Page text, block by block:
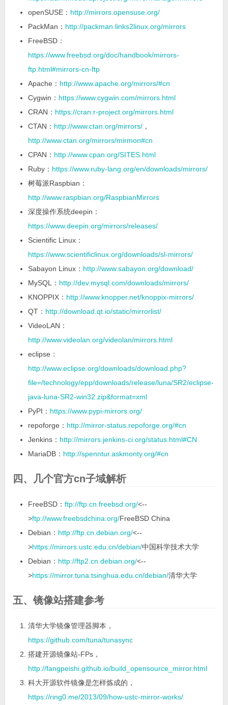
openSUSE： http://mirrors.opensuse.org/
PackMan： http://packman.links2linux.org/mirrors
FreeBSD：
https://www.freebsd.org/doc/handbook/mirrors-
ftp.html#mirrors-cn-ftp
Apache： http://www.apache.org/mirrors/#cn
Cygwin： https://www.cygwin.com/mirrors.html
CRAN： https://cran.r-project.org/mirrors.html
CTAN： http://www.ctan.org/mirrors/，
http://www.ctan.org/mirrors/mirmon#cn
CPAN： http://www.cpan.org/SITES.html
Ruby： https://www.ruby-lang.org/en/downloads/mirrors/
树莓派Raspbian：
http://www.raspbian.org/RaspbianMirrors
深度操作系统deepin：
https://www.deepin.org/mirrors/releases/
Scientific Linux：
https://www.scientificlinux.org/downloads/sl-mirrors/
Sabayon Linux： http://www.sabayon.org/download/
MySQL： http://dev.mysql.com/downloads/mirrors/
KNOPPIX： http://www.knopper.net/knoppix-mirrors/
QT： http://download.qt.io/static/mirrorlist/
VideoLAN：
http://www.videolan.org/videolan/mirrors.html
eclipse：
http://www.eclipse.org/downloads/download.php?
file=/technology/epp/downloads/release/luna/SR2/eclipse-
java-luna-SR2-win32.zip&format=xml
PyPI： https://www.pypi-mirrors.org/
repoforge： http://mirror-status.repoforge.org/#cn
Jenkins： http://mirrors.jenkins-ci.org/status.html#CN
MariaDB： http://spenntur.askmonty.org/#cn
四、几个官方cn子域解析
FreeBSD： ftp://ftp.cn.freebsd.org/<--
>ftp://www.freebsdchina.org/FreeBSD China
Debian： http://ftp.cn.debian.org/<--
>https://mirrors.ustc.edu.cn/debian/中国科学技术大学
Debian： http://ftp2.cn.debian.org/<--
>https://mirror.tuna.tsinghua.edu.cn/debian/清华大学
五、镜像站搭建参考
清华大学镜像管理器脚本，
https://github.com/tuna/tunasync
搭建开源镜像站-FPs，
http://fangpeishi.github.io/build_opensource_mirror.html
科大开源软件镜像是怎样炼成的，
https://ring0.me/2013/09/how-ustc-mirror-works/